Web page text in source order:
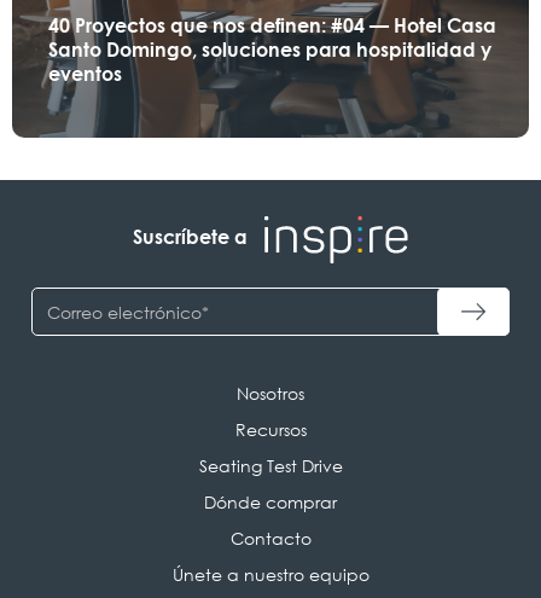
40 Proyectos que nos definen: #04 — Hotel Casa
Santo Domingo, soluciones para hospitalidad y
eventos
Suscríbete a
Nosotros
Recursos
Seating Test Drive
Dónde comprar
Contacto
Únete a nuestro equipo